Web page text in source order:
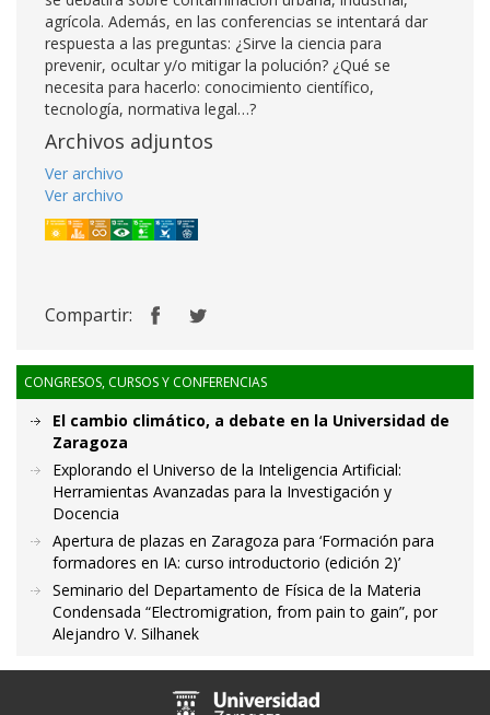
agrícola. Además, en las conferencias se intentará dar
respuesta a las preguntas: ¿Sirve la ciencia para
prevenir, ocultar y/o mitigar la polución? ¿Qué se
necesita para hacerlo: conocimiento científico,
tecnología, normativa legal…?
Archivos adjuntos
Ver archivo
Ver archivo
Compartir:
CONGRESOS, CURSOS Y CONFERENCIAS
El cambio climático, a debate en la Universidad de
Zaragoza
Explorando el Universo de la Inteligencia Artificial:
Herramientas Avanzadas para la Investigación y
Docencia
Apertura de plazas en Zaragoza para ‘Formación para
formadores en IA: curso introductorio (edición 2)’
Seminario del Departamento de Física de la Materia
Condensada “Electromigration, from pain to gain”, por
Alejandro V. Silhanek